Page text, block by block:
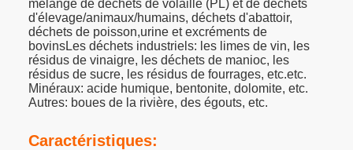
mélange de déchets de volaille (PL) et de déchets
d'élevage/animaux/humains, déchets d'abattoir,
déchets de poisson,urine et excréments de
bovinsLes déchets industriels: les limes de vin, les
résidus de vinaigre, les déchets de manioc, les
résidus de sucre, les résidus de fourrages, etc.etc.
Minéraux: acide humique, bentonite, dolomite, etc.
Autres: boues de la rivière, des égouts, etc.
Caractéristiques: